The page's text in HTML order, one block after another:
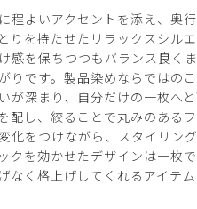
程よいアクセントを添え、奥
りを持たせたリラックスシル
感を保ちつつもバランス良く
りです。製品染めならではの
が深まり、自分だけの一枚へ
配し、絞ることで丸みのある
化をつけながら、スタイリン
クを効かせたデザインは一枚
なく格上げしてくれるアイテム